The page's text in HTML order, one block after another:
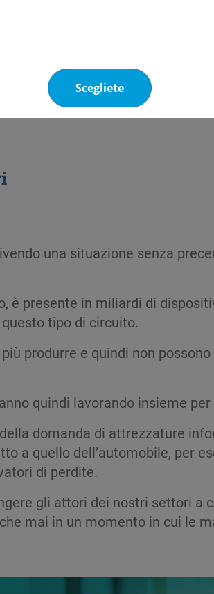
Scegliete
termine come la scarsità delle
potrebbe diminuire, con
degli oli refrigeranti
alcuni produttori.
una situazione senza
è presente in miliardi di
tipo di circuito.
produrre e quindi non
quindi lavorando insieme
domanda di attrezzature
a quello dell’automobile, per
di perdite.
gli attori dei nostri settori a
mai in un momento in cui le